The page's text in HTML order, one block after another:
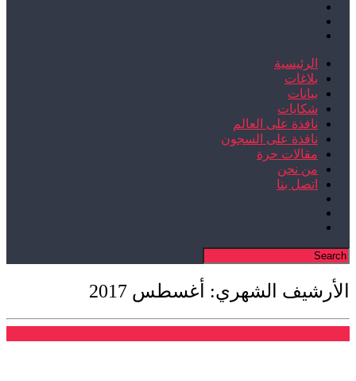
الرئيسية
بلاغات
بيانات
شكايات
نافذة على العالم
نافذة على السجون
مقالات حرة
من نحن
اتصل بنا
الأرشيف الشهري: أغسطس 2017